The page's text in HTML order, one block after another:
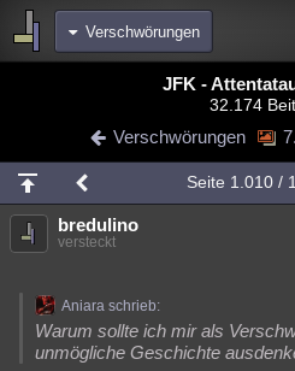
Verschwörungen
Diskussionen Blogs
Chat Wiki Neuigkeiten
meine Rubriken
Menschen Wissenschaft
Natur Umfragen Unterhaltung
weitere Rubriken
JFK -
32.174
Verschwörungen
Seite 1.010/
bredulino
versteckt
Aniara schrieb:
Warum sollte ich mir als
unmögliche Geschichte